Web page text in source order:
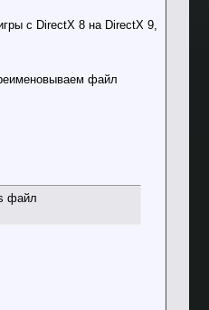
с DirectX 8 на DirectX 9,
файл
файл